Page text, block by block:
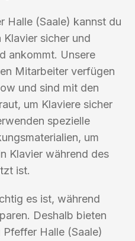
Halle (Saale) kannst du
Klavier sicher und
ankommt. Unsere
Mitarbeiter verfügen
und sind mit den
um Klaviere sicher
spezielle
um
Klavier während des
ist.
es ist, während
Deshalb bieten
Halle (Saale)